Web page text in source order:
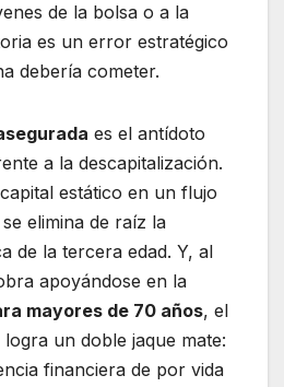
de la bolsa o a la
es un error estratégico
debería cometer.
es el antídoto
a la descapitalización.
estático en un flujo
elimina de raíz la
de la tercera edad. Y, al
apoyándose en la
mayores de 70 años, el
un doble jaque mate:
financiera de por vida